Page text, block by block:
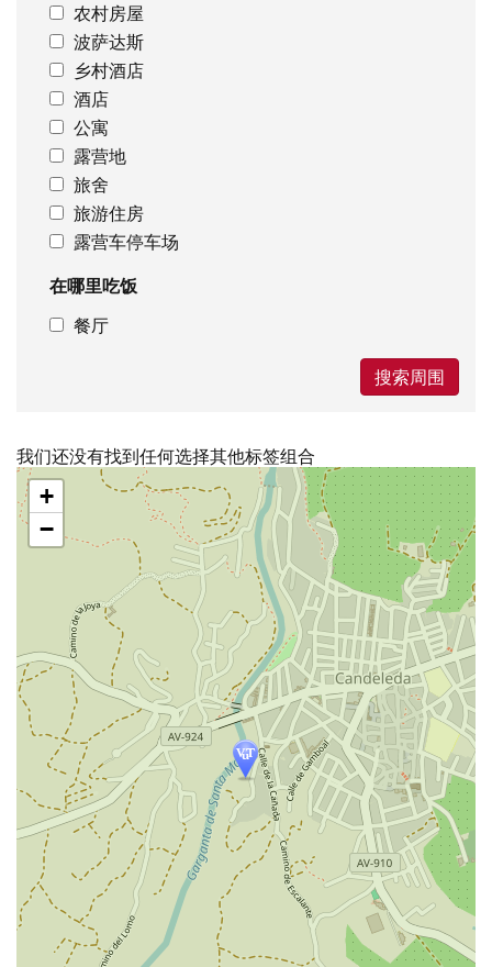
农村房屋
波萨达斯
乡村酒店
酒店
公寓
露营地
旅舍
旅游住房
露营车停车场
在哪里吃饭
餐厅
搜索周围
我们还没有找到任何选择其他标签组合
跳
过
地
图
+
−